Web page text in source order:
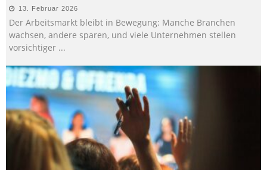
13. Februar 2026
Der Arbeitsmarkt bleibt in Bewegung: Manche Branchen
wachsen, andere sparen, und viele Unternehmen stellen
vorsichtiger ...